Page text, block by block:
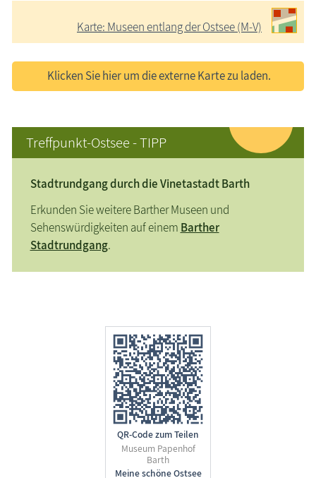
Karte: Museen entlang der Ostsee (M-V)
Klicken Sie hier um die externe Karte zu laden.
Treffpunkt-Ostsee - TIPP
Stadtrundgang durch die Vinetastadt Barth
Erkunden Sie weitere Barther Museen und
Sehenswürdigkeiten auf einem Barther
Stadtrundgang.
QR-Code zum Teilen
Museum Papenhof
Barth